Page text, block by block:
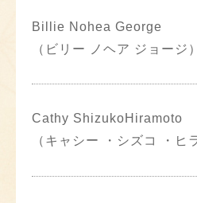
Billie Nohea George
（ビリー ノヘア ジョージ）
Cathy ShizukoHiramoto
（キャシー ・シズコ ・ヒ